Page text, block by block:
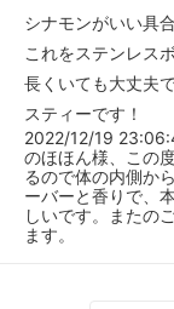
シナモンがいい具
これをステンレス
長くいても大丈夫
スティーです！
2022/12/19
のほほん様、この
るので体の内側か
ーバーと香りで、
しいです。またの
ます。